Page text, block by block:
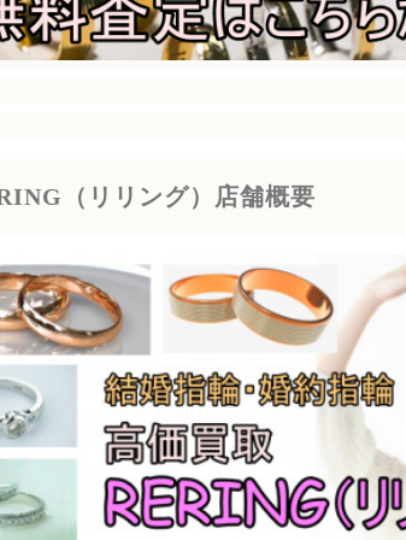
（リリング）店舗概要